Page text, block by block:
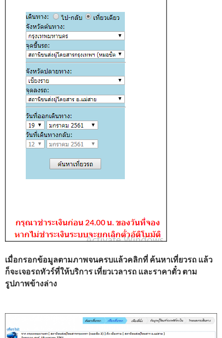
เมื่อกรอกข้อมูลตามภาพจนครบแล้วคลิกที่ ค้นหาเที่ยวรถ แล้ว
ก็จะเจอรถทัวร์ที่ให้บริการ เที่ยวเวลารถ และราคาตั๋ว ตาม
รูปภาพข้างล่าง